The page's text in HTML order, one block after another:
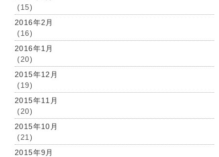
(15)
2016年2月
(16)
2016年1月
(20)
2015年12月
(19)
2015年11月
(20)
2015年10月
(21)
2015年9月